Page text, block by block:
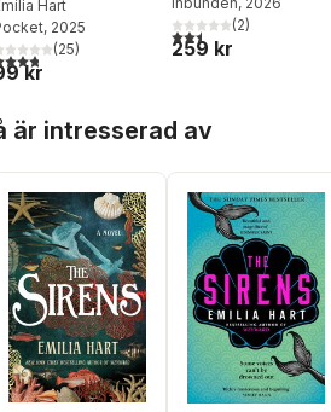
röster:
Hart
, 2025
utav 5 stjärnor. Totalt antal röster:
(25)
kr
2,5utav 5 stjärnor.
(2)
259 kr
är intresserad av